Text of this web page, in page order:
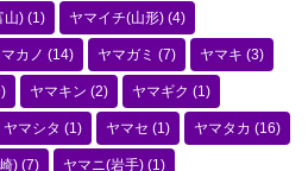
山) (1) ヤマイチ(山形) (4)
カノ (14) ヤマガミ (7) ヤマキ (3)
ヤマキン (2) ヤマギク (1)
ヤマシタ (1) ヤマセ (1) ヤマタカ (16)
) (7) ヤマニ(岩手) (1)